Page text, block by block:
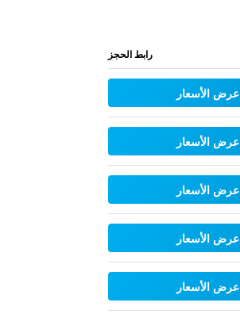
رابط الحجز
عرض الأسعار
عرض الأسعار
عرض الأسعار
عرض الأسعار
عرض الأسعار